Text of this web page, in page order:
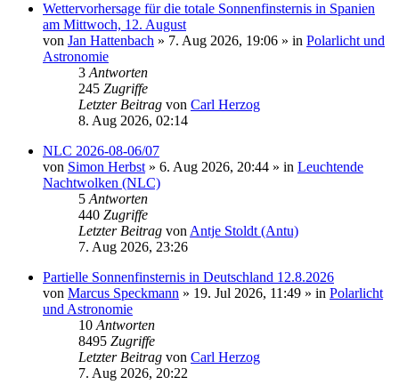
Wettervorhersage für die totale Sonnenfinsternis in Spanien
am Mittwoch, 12. August
von Jan Hattenbach » 7. Aug 2026, 19:06 » in Polarlicht und
Astronomie
3 Antworten
245 Zugriffe
Letzter Beitrag von Carl Herzog
8. Aug 2026, 02:14
NLC 2026-08-06/07
von Simon Herbst » 6. Aug 2026, 20:44 » in Leuchtende
Nachtwolken (NLC)
5 Antworten
440 Zugriffe
Letzter Beitrag von Antje Stoldt (Antu)
7. Aug 2026, 23:26
Partielle Sonnenfinsternis in Deutschland 12.8.2026
von Marcus Speckmann » 19. Jul 2026, 11:49 » in Polarlicht
und Astronomie
10 Antworten
8495 Zugriffe
Letzter Beitrag von Carl Herzog
7. Aug 2026, 20:22